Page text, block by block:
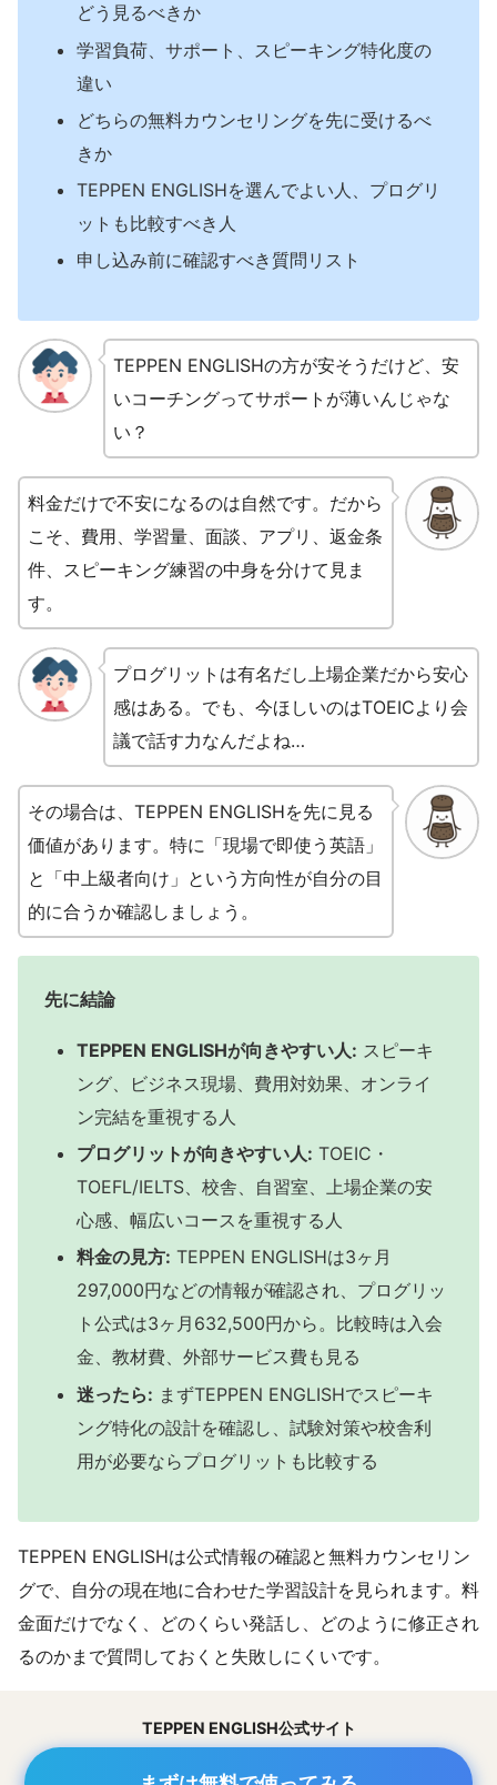
どう見るべきか
学習負荷、サポート、スピーキング特化度の
違い
どちらの無料カウンセリングを先に受けるべ
きか
TEPPEN ENGLISHを選んでよい人、プログリ
ットも比較すべき人
申し込み前に確認すべき質問リスト
TEPPEN ENGLISHの方が安そうだけど、安
いコーチングってサポートが薄いんじゃな
い？
料金だけで不安になるのは自然です。だから
こそ、費用、学習量、面談、アプリ、返金条
件、スピーキング練習の中身を分けて見ま
す。
プログリットは有名だし上場企業だから安心
感はある。でも、今ほしいのはTOEICより会
議で話す力なんだよね…
その場合は、TEPPEN ENGLISHを先に見る
価値があります。特に「現場で即使う英語」
と「中上級者向け」という方向性が自分の目
的に合うか確認しましょう。
先に結論
TEPPEN ENGLISHが向きやすい人: スピーキ
ング、ビジネス現場、費用対効果、オンライ
ン完結を重視する人
プログリットが向きやすい人: TOEIC・
TOEFL/IELTS、校舎、自習室、上場企業の安
心感、幅広いコースを重視する人
料金の見方: TEPPEN ENGLISHは3ヶ月
297,000円などの情報が確認され、プログリッ
ト公式は3ヶ月632,500円から。比較時は入会
金、教材費、外部サービス費も見る
迷ったら: まずTEPPEN ENGLISHでスピーキ
ング特化の設計を確認し、試験対策や校舎利
用が必要ならプログリットも比較する
TEPPEN ENGLISHは公式情報の確認と無料カウンセリン
グで、自分の現在地に合わせた学習設計を見られます。料
金面だけでなく、どのくらい発話し、どのように修正され
るのかまで質問しておくと失敗しにくいです。
TEPPEN ENGLISH公式サイト